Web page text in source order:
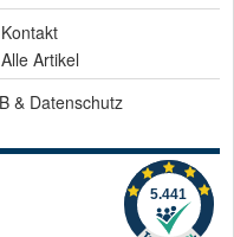
Kontakt
Alle Artikel
& Datenschutz